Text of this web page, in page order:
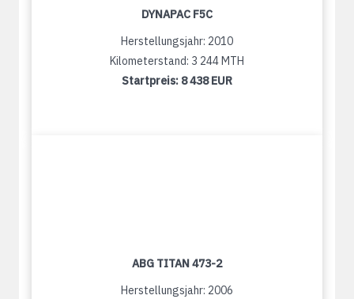
DYNAPAC F5C
Herstellungsjahr: 2010
Kilometerstand: 3 244 MTH
Startpreis: 8 438 EUR
ABG TITAN 473-2
Herstellungsjahr: 2006